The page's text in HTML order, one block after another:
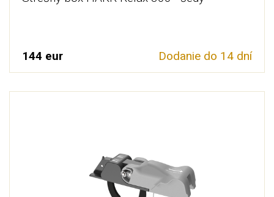
144 eur Dodanie do 14 dní